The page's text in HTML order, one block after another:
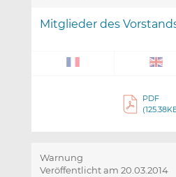
Mitglieder des
PDF
Warnung
Veröffentlicht am 20.03.2014